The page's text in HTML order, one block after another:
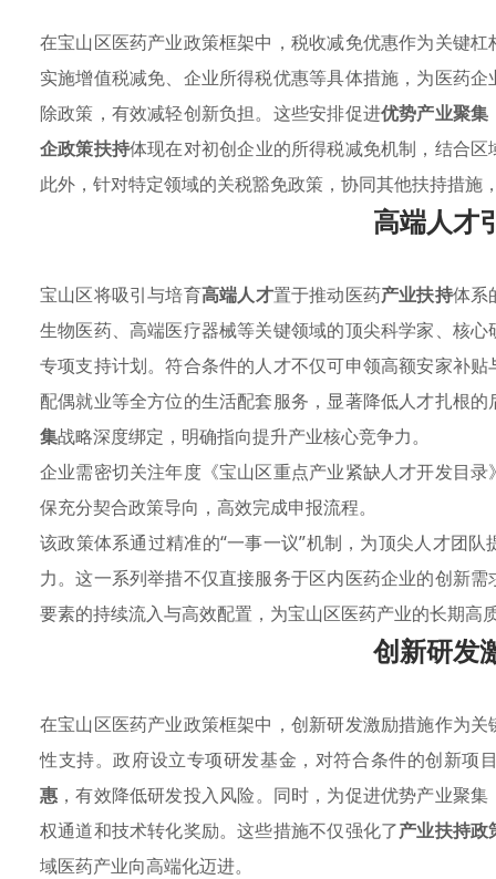
在宝山区医药产业政策框架中，税收减免优惠作为关键
实施增值税减免、企业所得税优惠等具体措施，为医药企
除政策，有效减轻创新负担。这些安排促进优势产业聚集
企政策扶持体现在对初创企业的所得税减免机制，结合
此外，针对特定领域的关税豁免政策，协同其他扶持措施
高端人才
宝山区将吸引与培育高端人才置于推动医药产业扶持体系
生物医药、高端医疗器械等关键领域的顶尖科学家、核
专项支持计划。符合条件的人才不仅可申领高额安家补
配偶就业等全方位的生活配套服务，显著降低人才扎根
集战略深度绑定，明确指向提升产业核心竞争力。
企业需密切关注年度《宝山区重点产业紧缺人才开发目
保充分契合政策导向，高效完成申报流程。
该政策体系通过精准的“一事一议”机制，为顶尖人才团
力。这一系列举措不仅直接服务于区内医药企业的创新
要素的持续流入与高效配置，为宝山区医药产业的长期高
创新研发
在宝山区医药产业政策框架中，创新研发激励措施作为
性支持。政府设立专项研发基金，对符合条件的创新项
惠 ，有效降低研发投入风险。同时，为促进优势产业聚
权通道和技术转化奖励。这些措施不仅强化了产业扶持政
域医药产业向高端化迈进。